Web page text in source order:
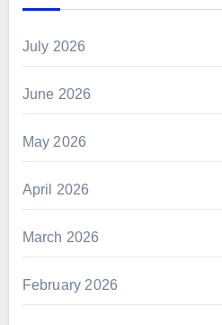
July 2026
June 2026
May 2026
April 2026
March 2026
February 2026